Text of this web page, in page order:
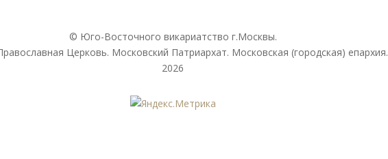
© Юго-Восточного викариатствo г.Москвы.
Церковь. Московский Патриархат. Московская (городская) епархия.
2026